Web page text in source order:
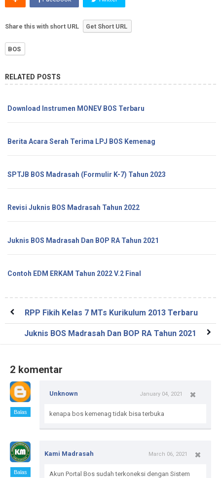
Share this with short URL Get Short URL
BOS
RELATED POSTS
Download Instrumen MONEV BOS Terbaru
Berita Acara Serah Terima LPJ BOS Kemenag
SPTJB BOS Madrasah (Formulir K-7) Tahun 2023
Revisi Juknis BOS Madrasah Tahun 2022
Juknis BOS Madrasah Dan BOP RA Tahun 2021
Contoh EDM ERKAM Tahun 2022 V.2 Final
RPP Fikih Kelas 7 MTs Kurikulum 2013 Terbaru
Juknis BOS Madrasah Dan BOP RA Tahun 2021
2 komentar
Balas
Unknown January 04, 2021
kenapa bos kemenag tidak bisa terbuka
Balas
Kami Madrasah March 06, 2021
Akun Portal Bos sudah terkoneksi dengan Sistem